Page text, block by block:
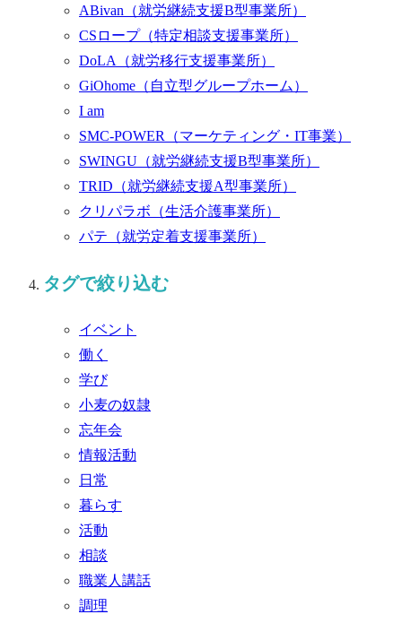
ABivan （就労継続支援B型事業所）
CSロープ （特定相談支援事業所）
DoLA （就労移行支援事業所）
GiOhome （自立型グループホーム）
I am
SMC-POWER （マーケティング・IT事業）
SWINGU （就労継続支援B型事業所）
TRID （就労継続支援A型事業所）
クリパラボ （生活介護事業所）
パテ （就労定着支援事業所）
タグで絞り込む
イベント
働く
学び
小麦の奴隷
忘年会
情報活動
日常
暮らす
活動
相談
職業人講話
調理